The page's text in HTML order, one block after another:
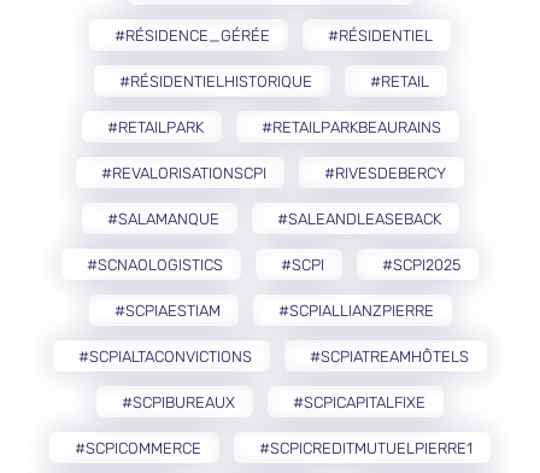
#RÉSIDENCE_GÉRÉE #RÉSIDENTIEL
#RÉSIDENTIELHISTORIQUE #RETAIL
#RETAILPARK #RETAILPARKBEAURAINS
#REVALORISATIONSCPI #RIVESDEBERCY
#SALAMANQUE #SALEANDLEASEBACK
#SCNAOLOGISTICS #SCPI #SCPI2025
#SCPIAESTIAM #SCPIALLIANZPIERRE
#SCPIALTACONVICTIONS #SCPIATREAMHÔTELS
#SCPIBUREAUX #SCPICAPITALFIXE
#SCPICOMMERCE #SCPICREDITMUTUELPIERRE1